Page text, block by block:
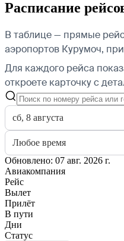
Расписание
В таблице — прямые
аэропортов Курумоч,
Для каждого рейса
откроете карточку с
сб, 8 августа
Любое время
Обновлено: 07 авг. 2026 г.
Авиакомпания
Рейс
Вылет
Прилёт
В пути
Дни
Статус